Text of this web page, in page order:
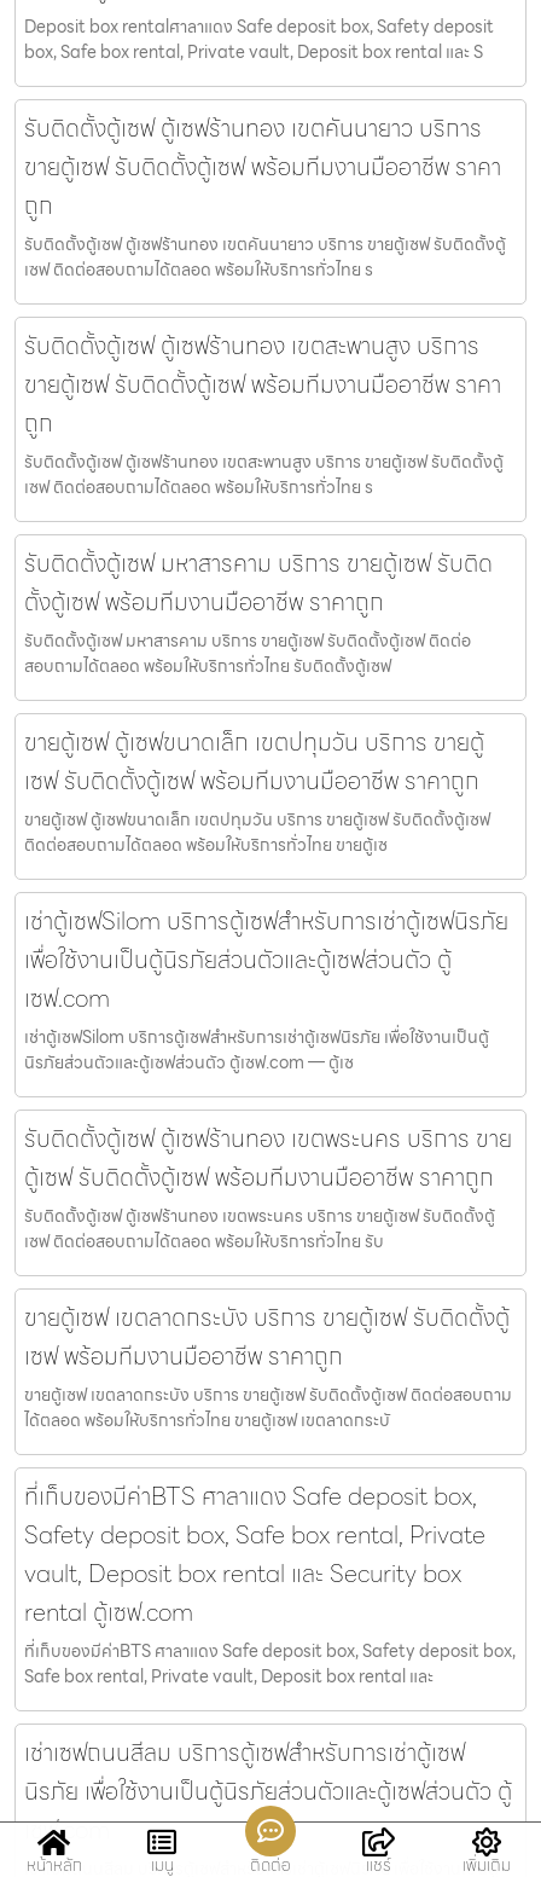
Deposit box rentalศาลาแดง Safe deposit box, Safety deposit
box, Safe box rental, Private vault, Deposit box rental และ S
รับติดตั้งตู้เซฟ ตู้เซฟร้านทอง เขตคันนายาว บริการ
ขายตู้เซฟ รับติดตั้งตู้เซฟ พร้อมทีมงานมืออาชีพ ราคา
ถูก
รับติดตั้งตู้เซฟ ตู้เซฟร้านทอง เขตคันนายาว บริการ ขายตู้เซฟ รับติดตั้งตู้
เซฟ ติดต่อสอบถามได้ตลอด พร้อมให้บริการทั่วไทย ร
รับติดตั้งตู้เซฟ ตู้เซฟร้านทอง เขตสะพานสูง บริการ
ขายตู้เซฟ รับติดตั้งตู้เซฟ พร้อมทีมงานมืออาชีพ ราคา
ถูก
รับติดตั้งตู้เซฟ ตู้เซฟร้านทอง เขตสะพานสูง บริการ ขายตู้เซฟ รับติดตั้งตู้
เซฟ ติดต่อสอบถามได้ตลอด พร้อมให้บริการทั่วไทย ร
รับติดตั้งตู้เซฟ มหาสารคาม บริการ ขายตู้เซฟ รับติด
ตั้งตู้เซฟ พร้อมทีมงานมืออาชีพ ราคาถูก
รับติดตั้งตู้เซฟ มหาสารคาม บริการ ขายตู้เซฟ รับติดตั้งตู้เซฟ ติดต่อ
สอบถามได้ตลอด พร้อมให้บริการทั่วไทย รับติดตั้งตู้เซฟ
ขายตู้เซฟ ตู้เซฟขนาดเล็ก เขตปทุมวัน บริการ ขายตู้
เซฟ รับติดตั้งตู้เซฟ พร้อมทีมงานมืออาชีพ ราคาถูก
ขายตู้เซฟ ตู้เซฟขนาดเล็ก เขตปทุมวัน บริการ ขายตู้เซฟ รับติดตั้งตู้เซฟ
ติดต่อสอบถามได้ตลอด พร้อมให้บริการทั่วไทย ขายตู้เซ
เช่าตู้เซฟSilom บริการตู้เซฟสำหรับการเช่าตู้เซฟนิรภัย
เพื่อใช้งานเป็นตู้นิรภัยส่วนตัวและตู้เซฟส่วนตัว ตู้
เซฟ.com
เช่าตู้เซฟSilom บริการตู้เซฟสำหรับการเช่าตู้เซฟนิรภัย เพื่อใช้งานเป็นตู้
นิรภัยส่วนตัวและตู้เซฟส่วนตัว ตู้เซฟ.com — ตู้เซ
รับติดตั้งตู้เซฟ ตู้เซฟร้านทอง เขตพระนคร บริการ ขาย
ตู้เซฟ รับติดตั้งตู้เซฟ พร้อมทีมงานมืออาชีพ ราคาถูก
รับติดตั้งตู้เซฟ ตู้เซฟร้านทอง เขตพระนคร บริการ ขายตู้เซฟ รับติดตั้งตู้
เซฟ ติดต่อสอบถามได้ตลอด พร้อมให้บริการทั่วไทย รับ
ขายตู้เซฟ เขตลาดกระบัง บริการ ขายตู้เซฟ รับติดตั้งตู้
เซฟ พร้อมทีมงานมืออาชีพ ราคาถูก
ขายตู้เซฟ เขตลาดกระบัง บริการ ขายตู้เซฟ รับติดตั้งตู้เซฟ ติดต่อสอบถาม
ได้ตลอด พร้อมให้บริการทั่วไทย ขายตู้เซฟ เขตลาดกระบั
ที่เก็บของมีค่าBTS ศาลาแดง Safe deposit box,
Safety deposit box, Safe box rental, Private
vault, Deposit box rental และ Security box
rental ตู้เซฟ.com
ที่เก็บของมีค่าBTS ศาลาแดง Safe deposit box, Safety deposit box,
Safe box rental, Private vault, Deposit box rental และ
เช่าเซฟถนนสีลม บริการตู้เซฟสำหรับการเช่าตู้เซฟ
นิรภัย เพื่อใช้งานเป็นตู้นิรภัยส่วนตัวและตู้เซฟส่วนตัว ตู้
เซฟ.com
เช่าเซฟถนนสีลม บริการตู้เซฟสำหรับการเช่าตู้เซฟนิรภัย เพื่อใช้งานเป็นตู้
หน้าหลัก เมนู ติดต่อ แชร์ เพิ่มเติม